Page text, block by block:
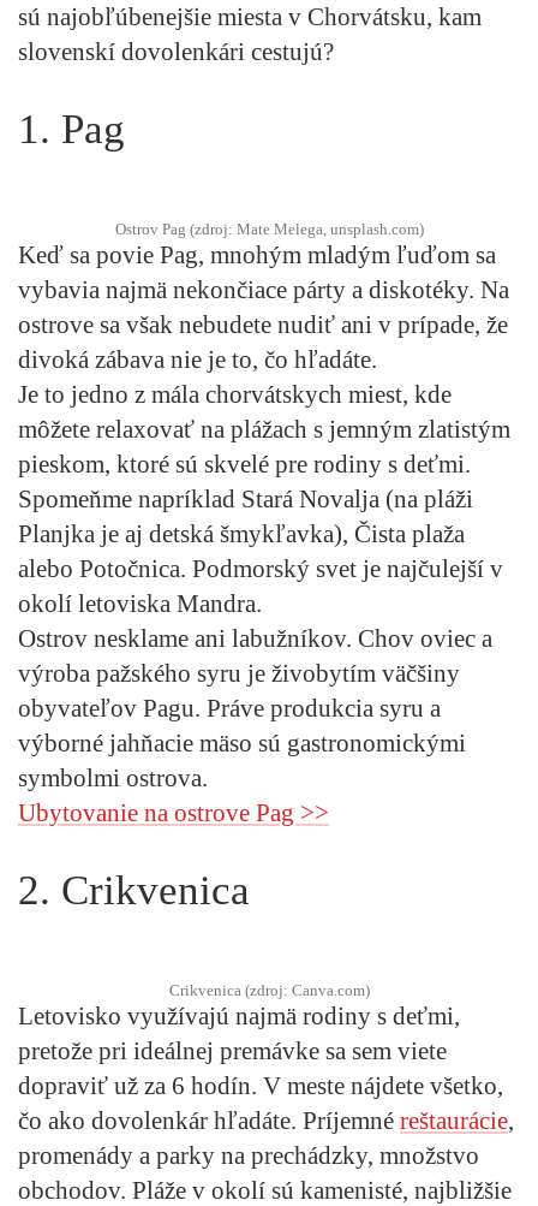
sú najobľúbenejšie miesta v Chorvátsku, kam
slovenskí dovolenkári cestujú?
1. Pag
Ostrov Pag (zdroj: Mate Melega, unsplash.com)
Keď sa povie Pag, mnohým mladým ľuďom sa
vybavia najmä nekončiace párty a diskotéky. Na
ostrove sa však nebudete nudiť ani v prípade, že
divoká zábava nie je to, čo hľadáte.
Je to jedno z mála chorvátskych miest, kde
môžete relaxovať na plážach s jemným zlatistým
pieskom, ktoré sú skvelé pre rodiny s deťmi.
Spomeňme napríklad Stará Novalja (na pláži
Planjka je aj detská šmykľavka), Čista plaža
alebo Potočnica. Podmorský svet je najčulejší v
okolí letoviska Mandra.
Ostrov nesklame ani labužníkov. Chov oviec a
výroba pažského syru je živobytím väčšiny
obyvateľov Pagu. Práve produkcia syru a
výborné jahňacie mäso sú gastronomickými
symbolmi ostrova.
Ubytovanie na ostrove Pag >>
2. Crikvenica
Crikvenica (zdroj: Canva.com)
Letovisko využívajú najmä rodiny s deťmi,
pretože pri ideálnej premávke sa sem viete
dopraviť už za 6 hodín. V meste nájdete všetko,
čo ako dovolenkár hľadáte. Príjemné reštaurácie,
promenády a parky na prechádzky, množstvo
obchodov. Pláže v okolí sú kamenisté, najbližšie